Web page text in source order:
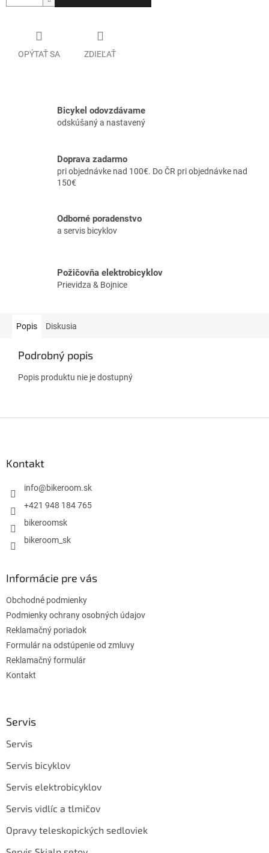
OPÝTAŤ SA ZDIEĽAŤ
Bicykel odovzdávame
odskúšaný a nastavený
Doprava zadarmo
pri objednávke nad 100€. Do ČR pri objednávke nad
150€
Odborné poradenstvo
a servis bicyklov
Požičovňa elektrobicyklov
Prievidza & Bojnice
Popis Diskusia
Podrobný popis
Popis produktu nie je dostupný
Kontakt
info@bikeroom.sk
+421 948 184 765
bikeroomsk
bikeroom_sk
Informácie pre vás
Obchodné podmienky
Podmienky ochrany osobných údajov
Reklamačný poriadok
Formulár na odstúpenie od zmluvy
Reklamačný formulár
Kontakt
Servis
Servis
Servis bicyklov
Servis elektrobicyklov
Servis vidlíc a tlmičov
Opravy teleskopických sedloviek